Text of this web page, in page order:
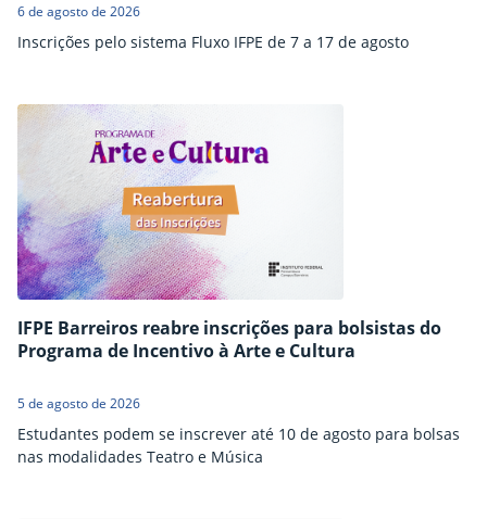
6 de agosto de 2026
Inscrições pelo sistema Fluxo IFPE de 7 a 17 de agosto
IFPE Barreiros reabre inscrições para bolsistas do
Programa de Incentivo à Arte e Cultura
5 de agosto de 2026
Estudantes podem se inscrever até 10 de agosto para bolsas
nas modalidades Teatro e Música